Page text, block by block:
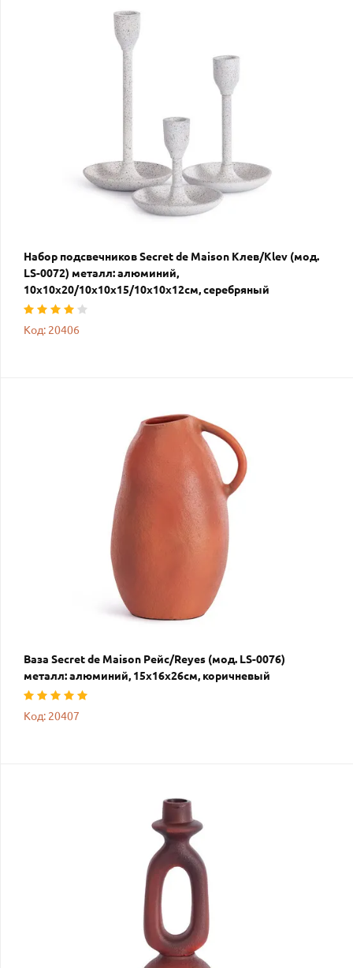
Набор подсвечников Secret de Maison Клев/Klev (мод.
LS-0072) металл: алюминий,
10х10х20/10х10х15/10х10х12см, серебряный
Код: 20406
Ваза Secret de Maison Рейс/Reyes (мод. LS-0076)
металл: алюминий, 15х16х26см, коричневый
Код: 20407